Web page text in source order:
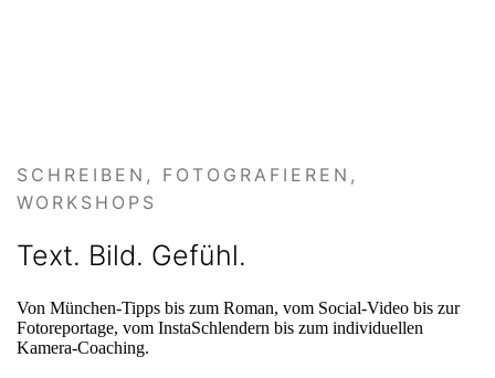
SCHREIBEN, FOTOGRAFIEREN,
WORKSHOPS
Text. Bild. Gefühl.
Von München-Tipps bis zum Roman, vom Social-Video bis zur
Fotoreportage, vom InstaSchlendern bis zum individuellen
Kamera-Coaching.